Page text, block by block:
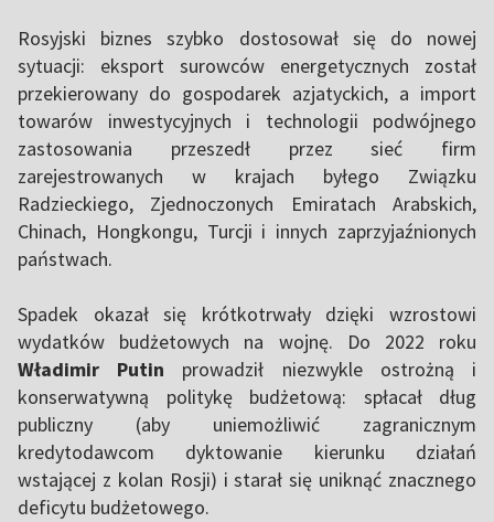
Rosyjski biznes szybko dostosował się do nowej
sytuacji: eksport surowców energetycznych został
przekierowany do gospodarek azjatyckich, a import
towarów inwestycyjnych i technologii podwójnego
zastosowania przeszedł przez sieć firm
zarejestrowanych w krajach byłego Związku
Radzieckiego, Zjednoczonych Emiratach Arabskich,
Chinach, Hongkongu, Turcji i innych zaprzyjaźnionych
państwach.
Spadek okazał się krótkotrwały dzięki wzrostowi
wydatków budżetowych na wojnę. Do 2022 roku
Władimir Putin prowadził niezwykle ostrożną i
konserwatywną politykę budżetową: spłacał dług
publiczny (aby uniemożliwić zagranicznym
kredytodawcom dyktowanie kierunku działań
wstającej z kolan Rosji) i starał się uniknąć znacznego
deficytu budżetowego.